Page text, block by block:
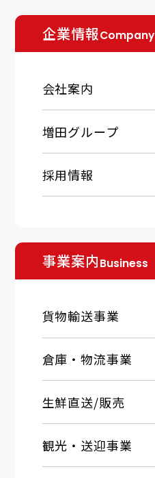
企業情報Company
会社案内
増田グループ
採用情報
事業案内Business
貨物輸送事業
倉庫・物流事業
生鮮直送/販売
観光・送迎事業